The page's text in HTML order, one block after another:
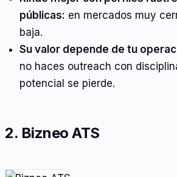
públicas: en mercados muy
baja.
Su valor depende de tu
no haces outreach con
potencial se pierde.
2. Bizneo ATS